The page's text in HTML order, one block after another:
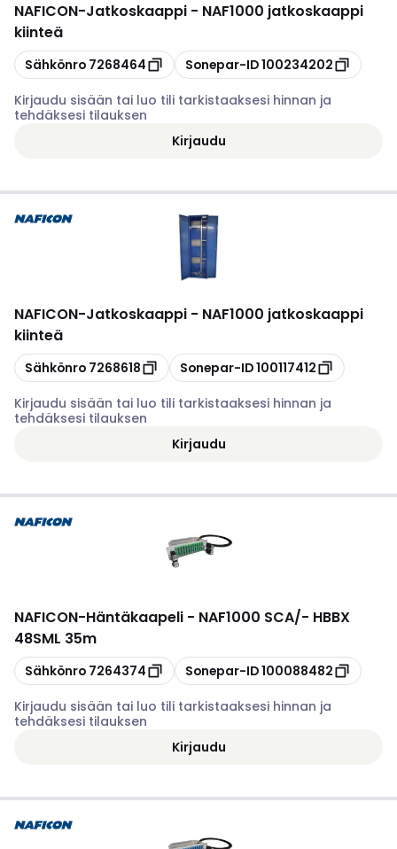
NAFICON-Jatkoskaappi - NAF1000 jatkoskaappi
kiinteä
Kopioi
Sähkönro 7268464 Kopioi
Sonepar-ID100234202
Kirjaudu sisään tai luo tili tarkistaaksesi hinnan ja
tehdäksesi tilauksen
Kirjaudu
NAFICON-Jatkoskaappi - NAF1000 jatkoskaappi
kiinteä
Kopioi
Sähkönro 7268618 Kopioi
Sonepar-ID100117412
Kirjaudu sisään tai luo tili tarkistaaksesi hinnan ja
tehdäksesi tilauksen
Kirjaudu
NAFICON-Häntäkaapeli - NAF1000 SCA/- HBBX
48SML 35m
Kopioi
Sähkönro 7264374 Kopioi
Sonepar-ID100088482
Kirjaudu sisään tai luo tili tarkistaaksesi hinnan ja
tehdäksesi tilauksen
Kirjaudu